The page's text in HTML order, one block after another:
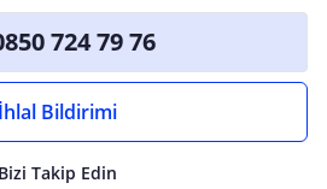
724 79 76
İhlal Bildirimi
Bizi Takip Edin